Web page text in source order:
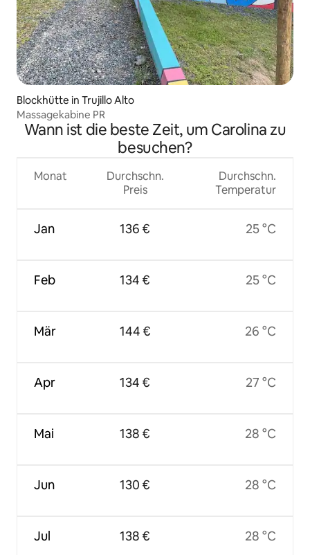
Blockhütte in Trujillo Alto
Massagekabine PR
Wann ist die beste Zeit, um Carolina zu
besuchen?
Monat
Jan
Feb
Mär
Apr
Mai
Jun
Jul
Durchschn.
Preis
136 €
134 €
144 €
134 €
138 €
130 €
138 €
Durchschn.
Temperatur
25 °C
25 °C
26 °C
27 °C
28 °C
28 °C
28 °C